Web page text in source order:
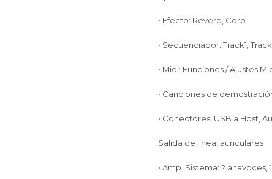
• Efecto: Reverb, Coro
• Secuenciador: Track1,
• Midi: Funciones / Ajustes
• Canciones de
• Conectores: USB a Host,
Salida de línea, auriculares
• Amp. Sistema: 2 altavoces,